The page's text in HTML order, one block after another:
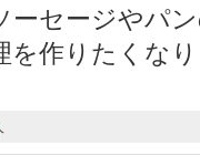
ーセージやパ
を作りたくな